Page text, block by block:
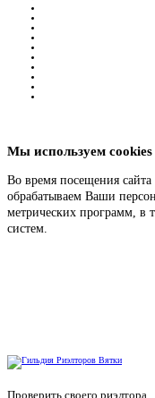
Мы используем cookies
Во время посещения
обрабатываем Ваши
метрических программ, в
систем.
Проверить своего риэлтора